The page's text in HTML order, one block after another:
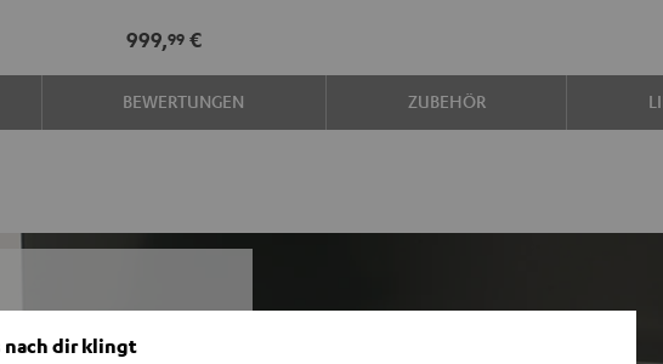
für
Dolby
Atmos
"7.1-
für
Dolby
Atmos
"7.1-
999,99€
BEWERTUNGEN ZUBEHÖR
keine mehr ist.
nach dir klingt